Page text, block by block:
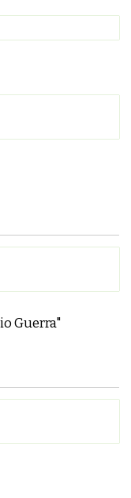
Guerra"